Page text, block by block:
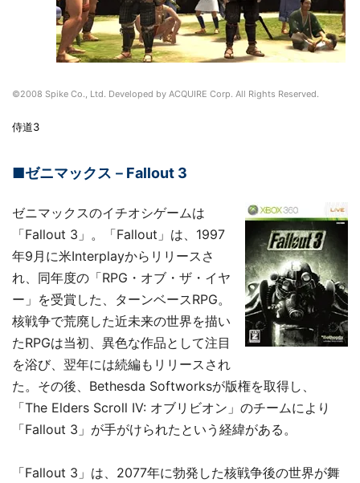
©2008 Spike Co., Ltd. Developed by ACQUIRE Corp. All Rights Reserved.
侍道3
■ゼニマックス－Fallout 3
ゼニマックスのイチオシゲームは
「Fallout 3」。「Fallout」は、1997
年9月に米Interplayからリリースさ
れ、同年度の「RPG・オブ・ザ・イヤ
ー」を受賞した、ターンベースRPG。
核戦争で荒廃した近未来の世界を描い
たRPGは当初、異色な作品として注目
を浴び、翌年には続編もリリースされ
た。その後、Bethesda Softworksが版権を取得し、
「The Elders Scroll IV: オブリビオン」のチームにより
「Fallout 3」が手がけられたという経緯がある。
「Fallout 3」は、2077年に勃発した核戦争後の世界が舞